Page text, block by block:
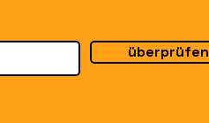
überprüfen